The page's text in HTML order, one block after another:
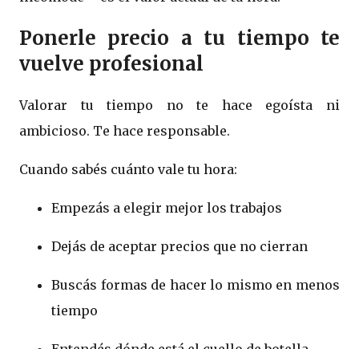
Ponerle precio a tu tiempo te
vuelve profesional
Valorar tu tiempo no te hace egoísta ni
ambicioso. Te hace responsable.
Cuando sabés cuánto vale tu hora:
Empezás a elegir mejor los trabajos
Dejás de aceptar precios que no cierran
Buscás formas de hacer lo mismo en menos
tiempo